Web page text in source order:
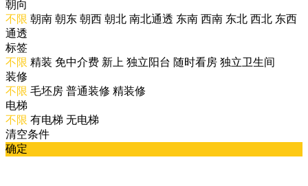
朝向
不限 朝南 朝东 朝西 朝北 南北通透 东南 西南 东北 西北 东西
通透
标签
不限 精装 免中介费 新上 独立阳台 随时看房 独立卫生间
装修
不限 毛坯房 普通装修 精装修
电梯
不限 有电梯 无电梯
清空条件
确定